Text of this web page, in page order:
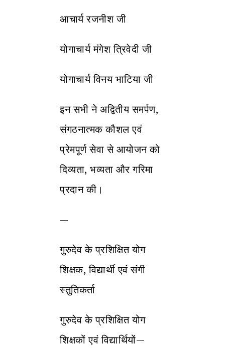
आचार्य रजनीश जी
योगाचार्य मंगेश त्रिवेदी जी
योगाचार्य विनय भाटिया जी
इन सभी ने अद्वितीय समर्पण,
संगठनात्मक कौशल एवं
प्रेमपूर्ण सेवा से आयोजन को
दिव्यता, भव्यता और गरिमा
प्रदान की।
—
गुरुदेव के प्रशिक्षित योग
शिक्षक, विद्यार्थी एवं संगी
स्तुतिकर्ता
गुरुदेव के प्रशिक्षित योग
शिक्षकों एवं विद्यार्थियों—